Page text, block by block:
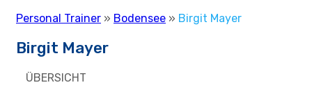
Personal Trainer » Bodensee » Birgit Mayer
Birgit Mayer
ÜBERSICHT